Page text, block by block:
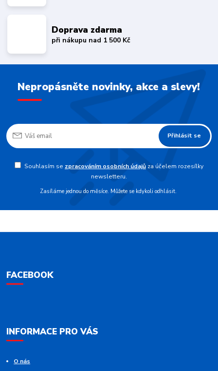
Doprava zdarma
při nákupu nad 1 500 Kč
Nepropásněte novinky, akce a slevy!
Přihlásit se
Souhlasím se zpracováním osobních údajůza účelem rozesílky
newsletteru.
Zasíláme jednou do měsíce. Můžete se kdykoli odhlásit.
FACEBOOK
INFORMACE PRO VÁS
O nás